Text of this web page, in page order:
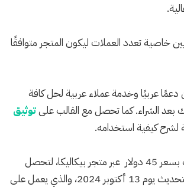
خاصية تعدد العملات ليكون المتجر متوافقًا
دعمًا عربيًا وخدمة عملاء عربية لحل كافة
بعد الشراء. كما تحصل مع القالب علىتوثيق
لشرح كيفية استخدامه.
يُمكنك اقتناء كبريت بسعر 45 دولار عبر متجر بيكاليكا، لتحصل
على الإصدار الأخير بتحديث يوم 13 أكتوبر 2024، والذي يعمل على